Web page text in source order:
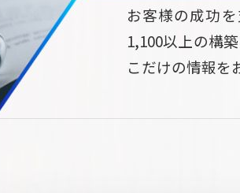
サブスク/定期通販ECサイト構築
Commerce
お客様の成功
1,100以上の構
こだけの情報を